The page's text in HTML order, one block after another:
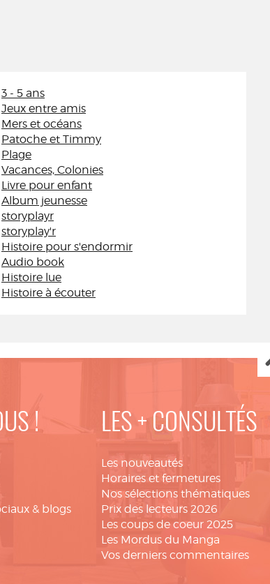
3 - 5 ans
Jeux entre amis
Mers et océans
Patoche et Timmy
Plage
Vacances, Colonies
Livre pour enfant
Album jeunesse
storyplayr
storyplay'r
Histoire pour s'endormir
Audio book
Histoire lue
Histoire à écouter
!
& blogs
LES + CONSULTÉS
Les nouveautés
Horaires et fermetures
Nos sélections thématiques
Prix des lecteurs 2026
Les coups de coeur 2025
Les Mordus du Manga
Vos derniers commentaires